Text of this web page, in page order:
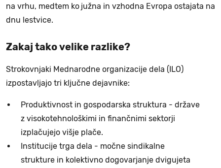
na vrhu, medtem ko južna in vzhodna Evropa ostajata na
dnu lestvice.
Zakaj tako velike razlike?
Strokovnjaki Mednarodne organizacije dela (ILO)
izpostavljajo tri ključne dejavnike:
Produktivnost in gospodarska struktura - države
z visokotehnološkimi in finančnimi sektorji
izplačujejo višje plače.
Institucije trga dela - močne sindikalne
strukture in kolektivno dogovarjanje dvigujeta